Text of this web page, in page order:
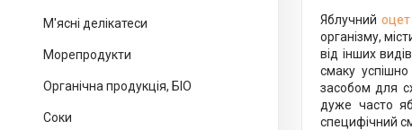
М'ясні делікатеси
Морепродукти
Органічна продукція, БІО
Соки
Яблучний оцет
організму,
від інших
смаку
засобом для
дуже часто
специфічний